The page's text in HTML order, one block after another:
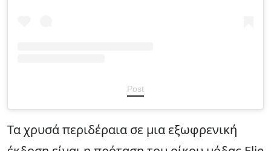
Post
Τα χρυσά περιδέραια σε μια εξωφρενική